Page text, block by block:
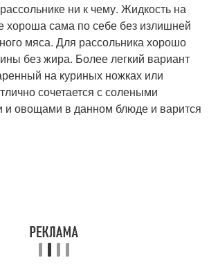
ни к чему. Жидкость на
хороша сама по себе без излишней
мяса. Для рассольника хорошо
без жира. Более легкий вариант
на куриных ножках или
сочетается с солеными
и овощами в данном блюде и варится